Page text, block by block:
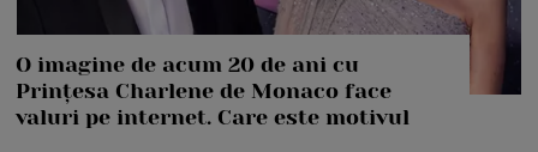
O imagine de acum 20 de ani cu
Prințesa Charlene de Monaco face
valuri pe internet. Care este motivul